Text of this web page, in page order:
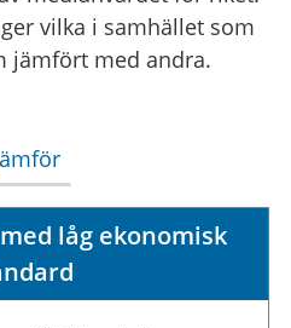
vilka i samhället som
jämfört med andra.
låg ekonomisk